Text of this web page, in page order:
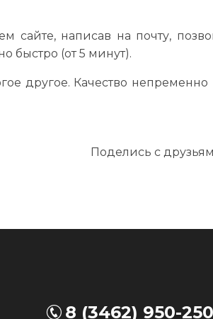
сайте, написав на почту,
быстро (от 5 минут).
другое. Качество непременно
Поделись с
8 (3462) 950-250